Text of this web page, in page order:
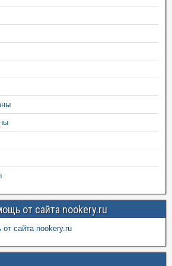
от сайта nookery.ru
сайта nookery.ru